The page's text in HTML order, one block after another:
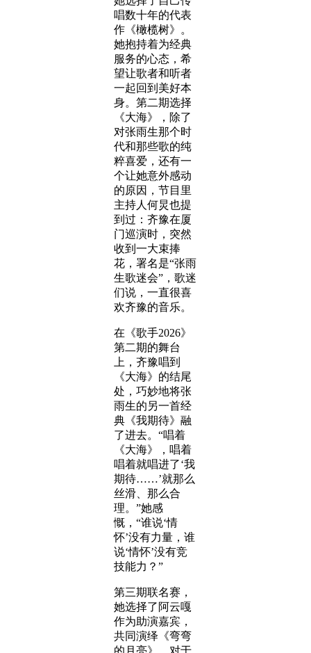
唱数十年的代表
作《橄榄树》。
她抱持着为经典
服务的心态，希
望让歌者和听者
一起回到美好本
身。第二期选择
《大海》，除了
对张雨生那个时
代和那些歌的纯
粹喜爱，还有一
个让她意外感动
的原因，节目里
主持人何炅也提
到过：齐豫在厦
门巡演时，突然
收到一大束捧
花，署名是“张雨
生歌迷会”，歌迷
们说，一直很喜
欢齐豫的音乐。
在《歌手2026》
第二期的舞台
上，齐豫唱到
《大海》的结尾
处，巧妙地将张
雨生的另一首经
典《我期待》融
了进去。“唱着
《大海》，唱着
唱着就唱进了‘我
期待……’就那么
丝滑、那么合
理。”她感
慨，“谁说‘情
怀’没有力量，谁
说‘情怀’没有竞
技能力？”
第三期联名赛，
她选择了阿云嘎
作为助演嘉宾，
共同演绎《弯弯
的月亮》。对于